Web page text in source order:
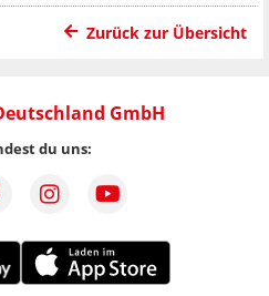
Zurück zur Übersicht
GmbH
du uns: